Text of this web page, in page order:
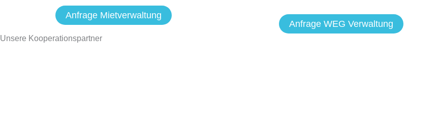
Anfrage Mietverwaltung
Anfrage WEG Verwaltung
Unsere Kooperationspartner